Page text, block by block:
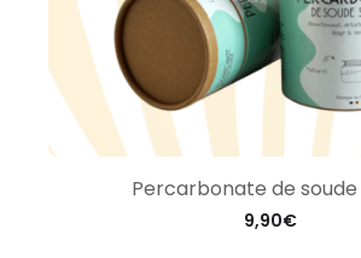
Percarbonate de
9,90€